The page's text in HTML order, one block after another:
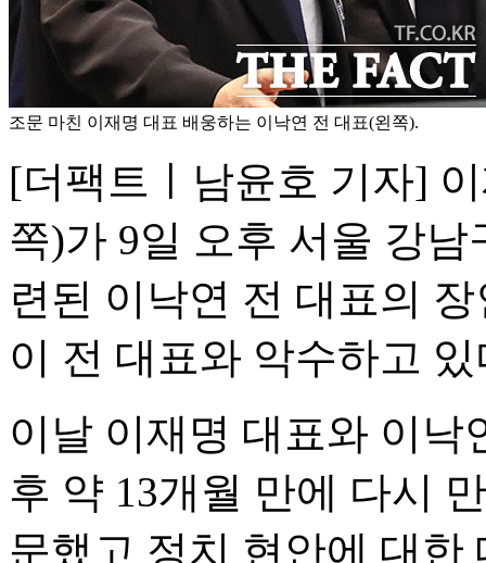
조문 마친 이재명 대표 배웅하는 이낙연 전 대표(왼쪽).
[더팩트ㅣ남윤호 기자]
쪽)가 9일 오후 서울 강
련된 이낙연 전 대표의
이 전 대표와 악수하고 있
이날 이재명 대표와 이낙
후 약 13개월 만에 다시
문했고 정치 현안에 대한